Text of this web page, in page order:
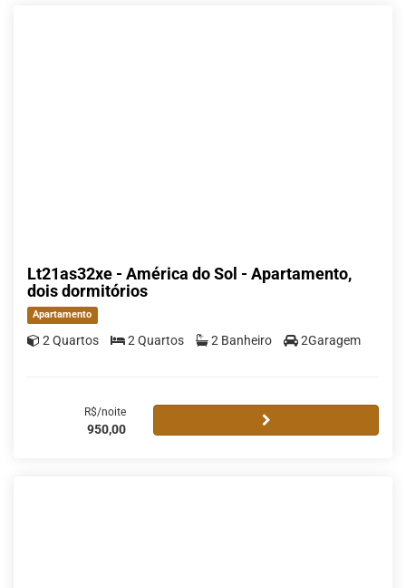
Lt21as32xe - América do Sol - Apartamento,
dois dormitórios
Apartamento
2 Quartos 2 Quartos 2 Banheiro 2Garagem
R$/noite
950,00